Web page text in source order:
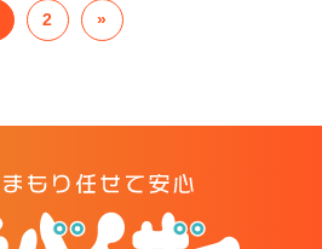
ン2 »